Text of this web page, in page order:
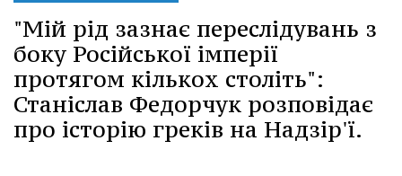
"Мій рід зазнає переслідувань з
боку Російської імперії
протягом кількох століть":
Станіслав Федорчук розповідає
про історію греків на Надзір'ї.